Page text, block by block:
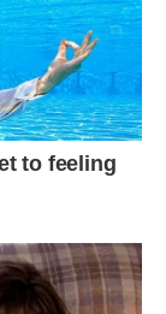
відразу
в своєму
іноді
до себе